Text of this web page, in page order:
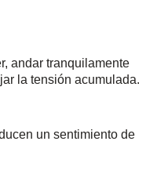
andar tranquilamente
la tensión acumulada.
un sentimiento de